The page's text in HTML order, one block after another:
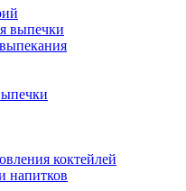
выпечки
коктейлей
напитков